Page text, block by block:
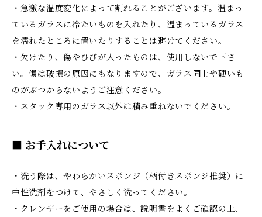
・急激な温度変化によって割れることがございます。温まっ
ているガラスに冷たいものを入れたり、温まっているガラス
を濡れたところに置いたりすることは避けてください。
・欠けたり、傷やひびが入ったものは、使用しないで下さ
い。傷は破損の原因にもなりますので、ガラス同士や硬いも
のがぶつからないようご注意ください。
・スタック専用のガラス以外は積み重ねないでください。
■ お手入れについて
・洗う際は、やわらかいスポンジ（柄付きスポンジ推奨）に
中性洗剤をつけて、やさしく洗ってください。
・クレンザーをご使用の場合は、説明書をよくご確認の上、